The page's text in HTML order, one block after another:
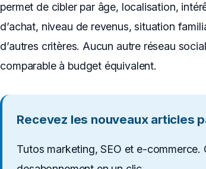
permet de cibler par âge, localisation,
d’achat, niveau de revenus, situation
d’autres critères. Aucun autre réseau
comparable à budget équivalent.
Recevez les nouveaux articles
Tutos marketing, SEO et e-commerce.